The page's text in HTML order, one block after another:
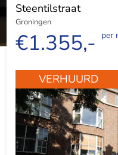
Steentilstraat
Groningen
€1.355,- per
VERHUURD